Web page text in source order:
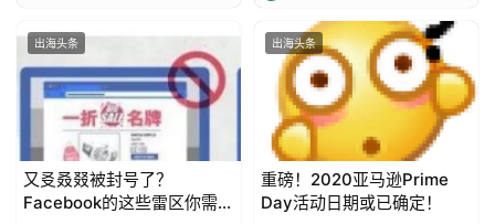
出海头条
又㕛叒叕被封号了？
Facebook的这些雷区你需知
出海头条
重磅！2020亚马逊Prime
Day活动日期或已确定！